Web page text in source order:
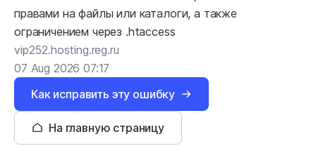
правами на файлы или каталоги, а также
ограничением через .htaccess
vip252.hosting.reg.ru
07 Aug 2026 07:17
Как исправить эту ошибку
На главную страницу